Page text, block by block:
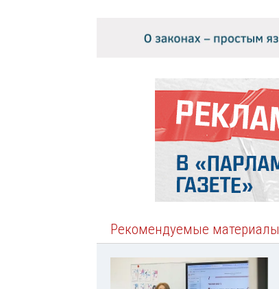
Рекомендуемые материалы